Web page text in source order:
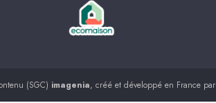
(SGC) imagenia, créé et développé en France par